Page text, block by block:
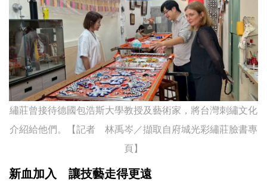
繡莊曾接待德國包浩斯大學教授及藝術家，將台灣刺繡文化
介紹給他們。【記者 林禹岑／擷取自府城光彩繡莊臉書專
頁】
新血加入 讓技藝走得更遠